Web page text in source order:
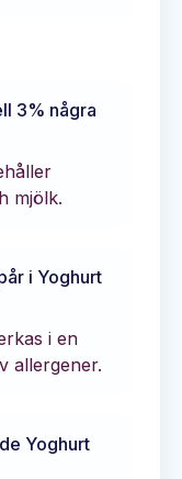
3% några
mjölk.
i Yoghurt
i en
allergener.
Yoghurt